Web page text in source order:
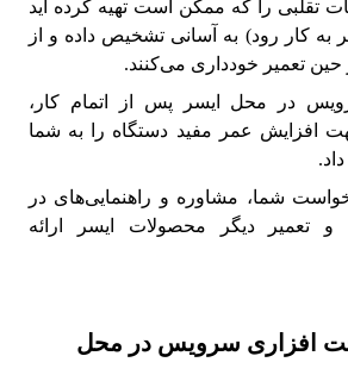
تقلبی را که ممکن است تهیه کرده اید
به کار رود) به آسانی تشخیص داده و از
حین تعمیر خودداری می‌کنند.
در محل ایسر پس از اتمام کار،
افزایش عمر مفید دستگاه را به شما
شما، مشاوره و راهنمایی‌های در
و تعمیر دیگر محصولات ایسر ارائه
افزاری سرویس در محل